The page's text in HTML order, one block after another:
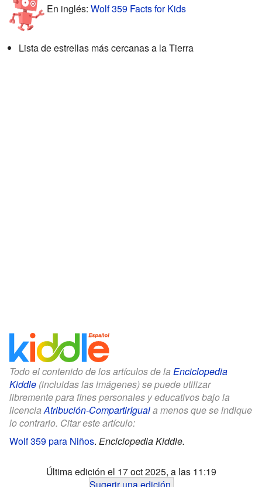
En inglés: Wolf 359 Facts for Kids
Lista de estrellas más cercanas a la Tierra
Todo el contenido de los artículos de la Enciclopedia
Kiddle (incluidas las imágenes) se puede utilizar
libremente para fines personales y educativos bajo la
licenciaAtribución-CompartirIguala menos que se indique
lo contrario. Citar este artículo:
Wolf 359 para Niños. Enciclopedia Kiddle.
Última edición el 17 oct 2025, a las 11:19
Sugerir una edición